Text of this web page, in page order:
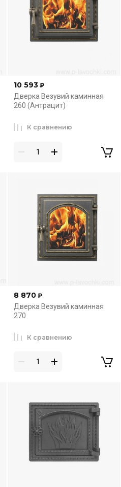
10 593 ₽
Дверка Везувий каминная
260 (Антрацит)
К сравнению
8 870 ₽
Дверка Везувий каминная
270
К сравнению